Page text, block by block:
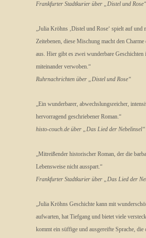
Frankfurter Stadtkurier über „Distel und Rose“
„Julia Kröhns ‚Distel und Rose‘ spielt auf und
Zeitebenen, diese Mischung macht den Charme
aus. Hier gibt es zwei wunderbare Geschichten
miteinander verwoben.“
Ruhrnachrichten über „Distel und Rose“
„Ein wunderbarer, abwechslungsreicher,
hervorragend geschriebener Roman.“
histo-couch.de über „Das Lied der Nebelinsel“
„Mitreißender historischer Roman, der die
Lebensweise nicht ausspart.“
Frankfurter Stadtkurier über „Das Lied der
„Julia Kröhns Geschichte kann mit
aufwarten, hat Tiefgang und bietet viele
kommt ein süffige und ausgereifte Sprache, die